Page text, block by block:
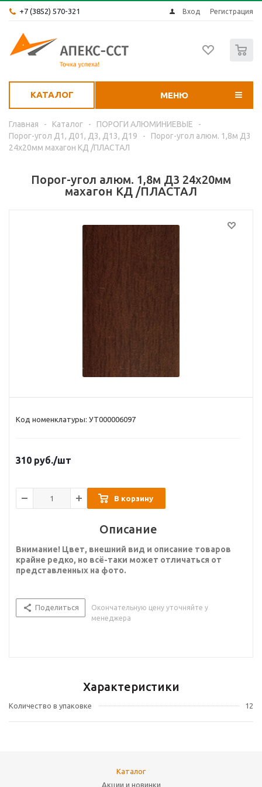
+7 (3852) 570-321 Вход Регистрация
КАТАЛОГ МЕНЮ
Главная - Каталог - ПОРОГИ АЛЮМИНИЕВЫЕ
-
Порог-угол Д1, Д01, Д3, Д13, Д19
-
Порог-угол алюм. 1,8м Д3
24х20мм махагон КД /ПЛАСТАЛ
Порог-угол алюм. 1,8м Д3 24х20мм
махагон КД /ПЛАСТАЛ
Код номенклатуры: УТ000006097
310 руб./шт
В корзину
Описание
Внимание! Цвет, внешний вид и описание товаров
крайне редко, но всё-таки может отличаться от
представленных на фото.
Поделиться
Окончательную цену уточняйте у
менеджера
Характеристики
Количество в упаковке 12
Каталог
Акции и новинки